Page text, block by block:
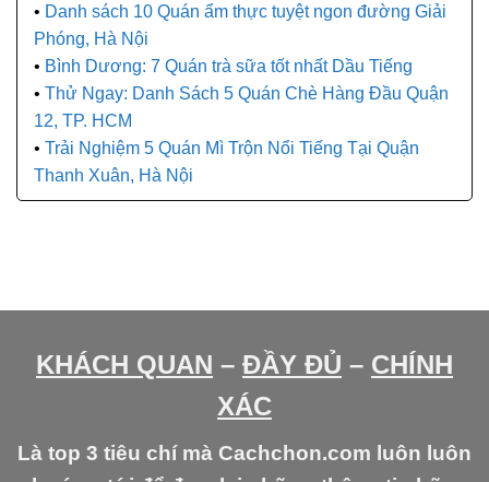
Danh sách 10 Quán ẩm thực tuyệt ngon đường Giải
Phóng, Hà Nội
Bình Dương: 7 Quán trà sữa tốt nhất Dầu Tiếng
Thử Ngay: Danh Sách 5 Quán Chè Hàng Đầu Quận
12, TP. HCM
Trải Nghiệm 5 Quán Mì Trộn Nổi Tiếng Tại Quận
Thanh Xuân, Hà Nội
KHÁCH QUAN – ĐẦY ĐỦ – CHÍNH
XÁC
Là top 3 tiêu chí mà Cachchon.com luôn luôn